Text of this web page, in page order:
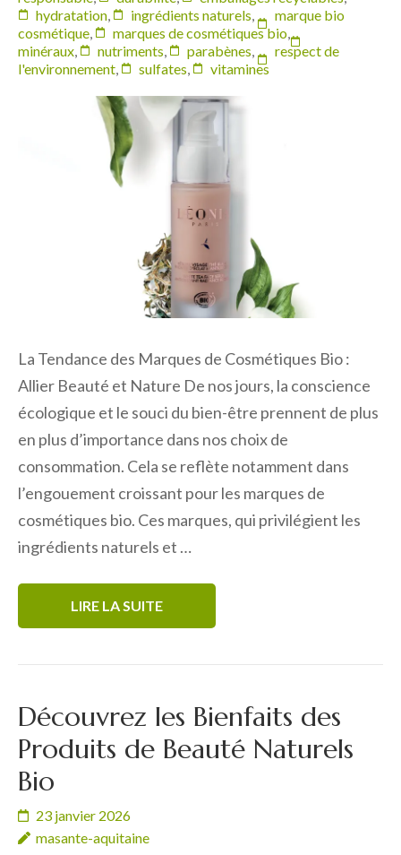
hydratation, ingrédients naturels,
marque bio
cosmétique, marques de cosmétiques bio,
minéraux, nutriments, parabènes,
respect de
l'environnement, sulfates, vitamines
La Tendance des Marques de Cosmétiques Bio :
Allier Beauté et Nature De nos jours, la conscience
écologique et le souci du bien-être prennent de plus
en plus d’importance dans nos choix de
consommation. Cela se reflète notamment dans
l’engouement croissant pour les marques de
cosmétiques bio. Ces marques, qui privilégient les
ingrédients naturels et …
LIRE LA SUITE
Découvrez les Bienfaits des
Produits de Beauté Naturels
Bio
23 janvier 2026
masante-aquitaine